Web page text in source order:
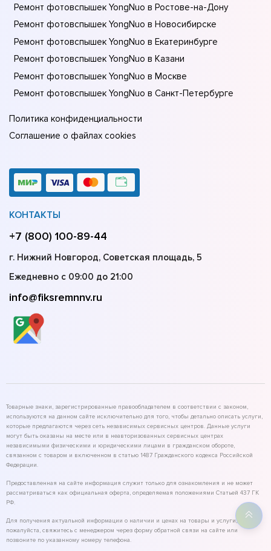
Ремонт фотовспышек YongNuo в Ростове-на-Донy
Ремонт фотовспышек YongNuo в Новосибирске
Ремонт фотовспышек YongNuo в Екатеринбурге
Ремонт фотовспышек YongNuo в Казани
Ремонт фотовспышек YongNuo в Москве
Ремонт фотовспышек YongNuo в Санкт-Петербурге
Политика конфиденциальности
Соглашение о файлах cookies
КОНТАКТЫ
+7 (800) 100-89-44
г. Нижний Новгород, Советская площадь, 5
Ежедневно с 09:00 до 21:00
info@fiksremnnv.ru
Товарные знаки, зарегистрированные правообладателем в соответствии с законом,
используются на данном сайте исключительно для того, чтобы детально описать услуги,
которые предлагаются через сеть независимых сервисных центров. Данные услуги
могут быть оказаны на месте или в неавторизованных сервисных центрах
независимыми физическими и юридическими лицами в гражданском обороте,
связанном с товаром и включенном в статью 1487 Гражданского кодекса Российской
Федерации.
Предоставленная на сайте информация служит только для ознакомления и не может
рассматриваться как официальная оферта, определяемая положениями Статьей 437 ГК
РФ.
Для получения актуальной информации о наличии и ценах на товары и услуги,
пожалуйста, свяжитесь с менеджером через форму обратной связи на сайте или
позвоните по указанному номеру телефона.